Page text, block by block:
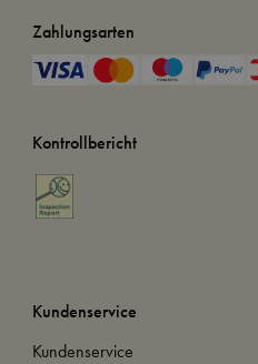
Zahlungsarten
Kontrollbericht
Kundenservice
Kundenservice